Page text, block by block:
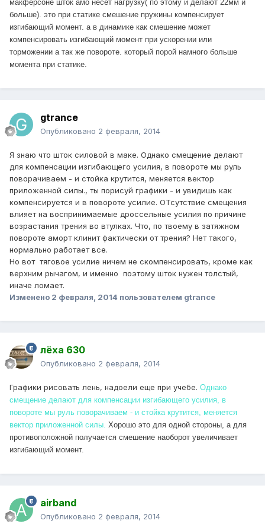
макферсоне шток амо несет нагрузку( по этому и делают 22мм и
больше). это при статике смешение пружины компенсирует
изгибающий момент. а в динамике как смешение может
компенсировать изгибающий момент при ускорении или
торможении а так же повороте. который порой намного больше
момента при статике.
gtrance
Опубликовано 2 февраля, 2014
Я знаю что шток силовой в маке. Однако смещение делают
для компенсации изгибающего усилия, в повороте мы руль
поворачиваем - и стойка крутится, меняется вектор
приложенной силы., ты порисуй графики - и увидишь как
компенсируется и в повороте усилие. ОТсутствие смещения
влияет на воспринимаемые дроссельные усилия по причине
возрастания трения во втулках. Что, по твоему в затяжном
повороте аморт клинит фактически от трения? Нет такого,
нормально работает все.
Но вот тяговое усилие ничем не скомпенсировать, кроме как
верхним рычагом, и именно поэтому шток нужен толстый,
иначе ломает.
Изменено 2 февраля, 2014 пользователем gtrance
лёха 630
Опубликовано 2 февраля, 2014
Графики рисовать лень, надоели еще при учебе. Однако
смещение делают для компенсации изгибающего усилия, в
повороте мы руль поворачиваем - и стойка крутится, меняется
вектор приложенной силы. Хорошо это для одной стороны, а для
противоположной получается смешение наоборот увеличивает
изгибающий момент.
airband
Опубликовано 2 февраля, 2014